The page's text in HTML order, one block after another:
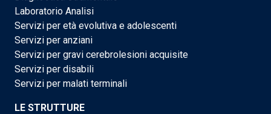
Laboratorio Analisi
Servizi per età evolutiva e adolescenti
Servizi per anziani
Servizi per gravi cerebrolesioni acquisite
Servizi per disabili
Servizi per malati terminali
LE STRUTTURE